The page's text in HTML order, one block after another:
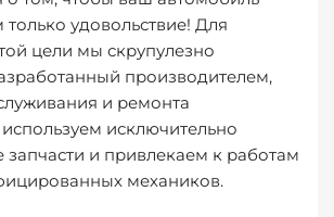
только удовольствие! Для
цели мы скрупулезно
производителем,
и ремонта
исключительно
запчасти и привлекаем к работам
механиков.